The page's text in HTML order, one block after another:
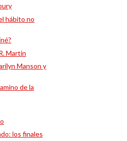
hábito no
Martin
Manson y
de la
los finales